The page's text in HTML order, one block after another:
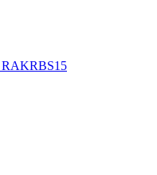
RAKRBS15